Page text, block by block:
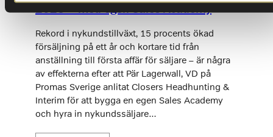
2025 – med egen Sales Academy
Rekord i nykundstillväxt, 15 procents ökad
försäljning på ett år och kortare tid från
anställning till första affär för säljare – är några
av effekterna efter att Pär Lagerwall, VD på
Promas Sverige anlitat Closers Headhunting &
Interim för att bygga en egen Sales Academy
och hyra in nykundssäljare…